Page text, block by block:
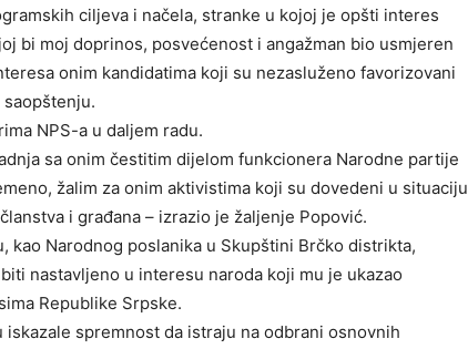
ciljeva i načela, stranke u kojoj je opšti interes
bi moj doprinos, posvećenost i angažman bio usmjeren
onim kandidatima koji su nezasluženo favorizovani
NPS-a u daljem radu.
sa onim čestitim dijelom funkcionera Narodne partije
žalim za onim aktivistima koji su dovedeni u situaciju
i građana – izrazio je žaljenje Popović.
kao Narodnog poslanika u Skupštini Brčko distrikta,
nastavljeno u interesu naroda koji mu je ukazao
Republike Srpske.
spremnost da istraju na odbrani osnovnih